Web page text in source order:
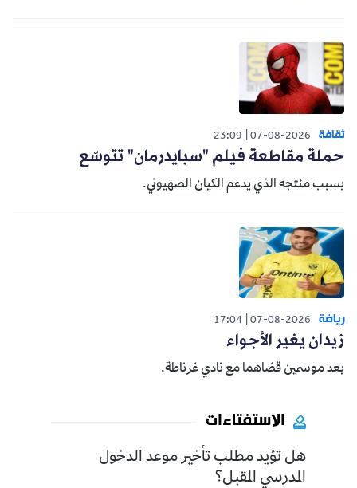
ثقافة 07-08-2026
23:09
حملة مقاطعة فيلم "سبايدرمان" تتوسّع
بسبب منتجه الذي يدعم الكيان الصهيوني.
رياضة 07-08-2026
17:04
زيدان يغير الأجواء
بعد موسمين قضاهما مع نادي غرناطة.
الاستفتاءات
هل تؤيد مطلب تأخير موعد الدخول
المدرسي المقبل؟